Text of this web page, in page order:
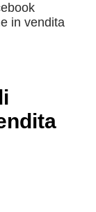
in vendita